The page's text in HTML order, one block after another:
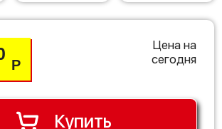
Р
Цена на
сегодня
Купить